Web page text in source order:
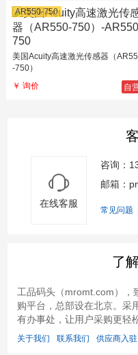
美国Acuity高速激光传感器（
-750）
￥ 询价
自
AR550-750
在线客服
咨询：
邮箱：
常见问题
了
工品码头（mromt.com），
购平台，总部设在北京。采
有办事处，让用户采购更轻
关于我们 联系我们 供应商入驻